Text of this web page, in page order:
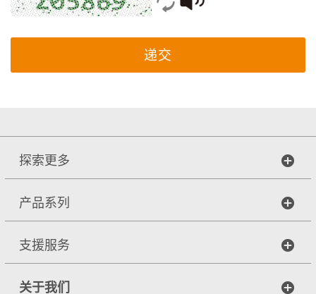
递交
探索更多
产品系列
支援服务
关于我们